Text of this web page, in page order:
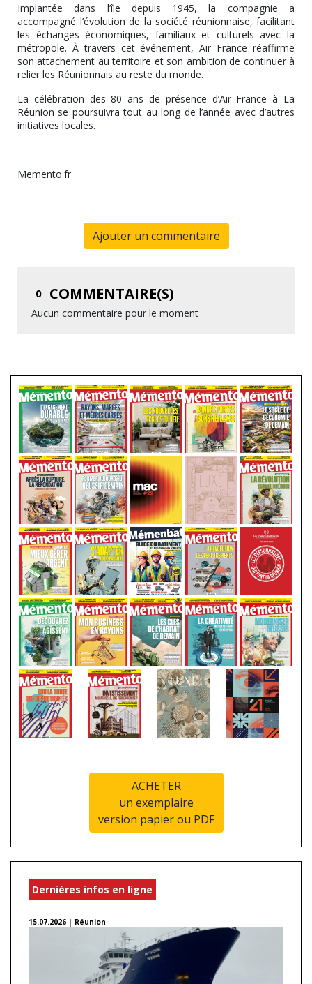
Implantée dans l’île depuis 1945, la compagnie a
accompagné l’évolution de la société réunionnaise, facilitant
les échanges économiques, familiaux et culturels avec la
métropole. À travers cet événement, Air France réaffirme
son attachement au territoire et son ambition de continuer à
relier les Réunionnais au reste du monde.
La célébration des 80 ans de présence d’Air France à La
Réunion se poursuivra tout au long de l’année avec d’autres
initiatives locales.
Memento.fr
Ajouter un commentaire
0 COMMENTAIRE(S)
Aucun commentaire pour le moment
ACHETER
un exemplaire
version papier ou PDF
Dernières infos en ligne
15.07.2026 | Réunion